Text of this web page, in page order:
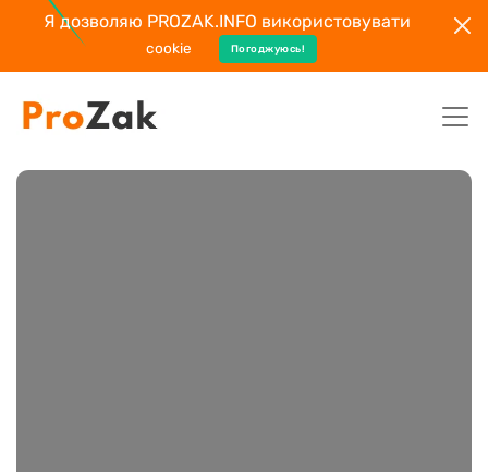
Я дозволяю PROZAK.INFO використовувати
cookie Погоджуюсь!